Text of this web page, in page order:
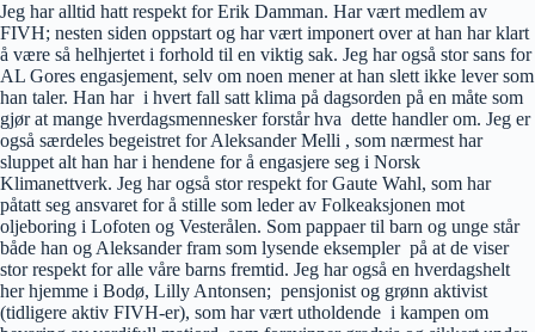
Jeg har alltid hatt respekt for Erik Damman. Har vært medlem av
FIVH; nesten siden oppstart og har vært imponert over at han har klart
å være så helhjertet i forhold til en viktig sak. Jeg har også stor sans for
AL Gores engasjement, selv om noen mener at han slett ikke lever som
han taler. Han har i hvert fall satt klima på dagsorden på en måte som
gjør at mange hverdagsmennesker forstår hva dette handler om. Jeg er
også særdeles begeistret for Aleksander Melli , som nærmest har
sluppet alt han har i hendene for å engasjere seg i Norsk
Klimanettverk. Jeg har også stor respekt for Gaute Wahl, som har
påtatt seg ansvaret for å stille som leder av Folkeaksjonen mot
oljeboring i Lofoten og Vesterålen. Som pappaer til barn og unge står
både han og Aleksander fram som lysende eksempler på at de viser
stor respekt for alle våre barns fremtid. Jeg har også en hverdagshelt
her hjemme i Bodø, Lilly Antonsen; pensjonist og grønn aktivist
(tidligere aktiv FIVH-er), som har vært utholdende i kampen om